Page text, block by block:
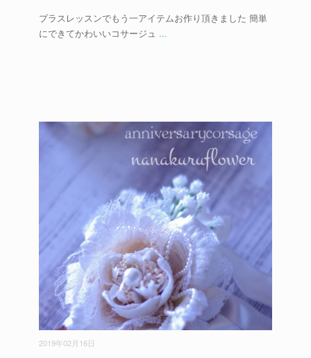
プラスレッスンでもう一アイテムお作り頂きました 簡単
にできてかわいいコサージュ ...
2019年02月16日